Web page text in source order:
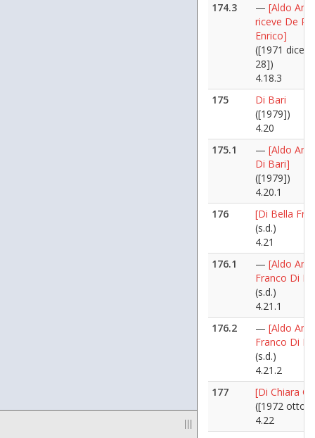
|||
174.3
— [Aldo
riceve De
Enrico]
([1971
28])
4.18.3
175
Di Bari
([1979])
4.20
175.1
— [Aldo
Di Bari]
([1979])
4.20.1
176
[Di Bella
(s.d.)
4.21
176.1
— [Aldo
Franco Di
(s.d.)
4.21.1
176.2
— [Aldo
Franco Di
(s.d.)
4.21.2
177
[Di Chiara
([1972
4.22